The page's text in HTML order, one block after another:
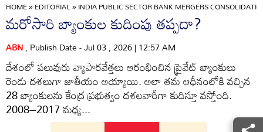
HOME»EDITORIAL»INDIA PUBLIC SECTOR BANK MERGERS
మరోసారి బ్యాంకుల కుదింపు తప్పదా?
ABN, Publish Date - Jul 03 , 2026 | 12:57 AM
దేశంలో పలువురు వ్యాపారవేత్తలు ఆరంభించిన ప్రైవేట్ బ్యాంకులు
రెండు దశలుగా జాతీయం అయ్యాయి. అలా తమ ఆధీనంలోకి వచ్చిన
28 బ్యాంకులను కేంద్ర ప్రభుత్వం దశలవారీగా కుదిస్తూ వస్తోంది.
2008–2017 మధ్య...